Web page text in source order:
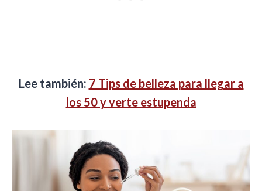
Lee también: 7 Tips de belleza para llegar a
los 50 y verte estupenda